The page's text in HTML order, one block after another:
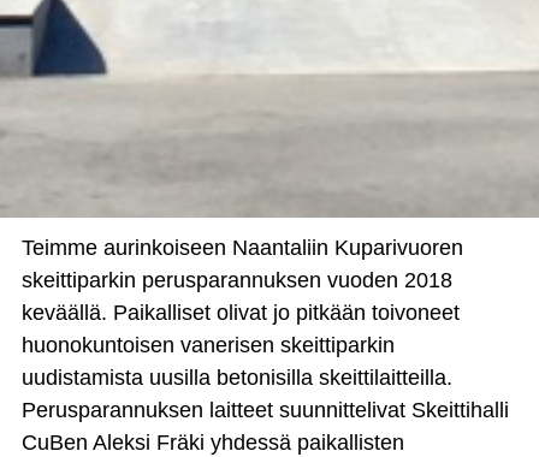
Teimme aurinkoiseen Naantaliin Kuparivuoren
skeittiparkin perusparannuksen vuoden 2018
keväällä. Paikalliset olivat jo pitkään toivoneet
huonokuntoisen vanerisen skeittiparkin
uudistamista uusilla betonisilla skeittilaitteilla.
Perusparannuksen laitteet suunnittelivat Skeittihalli
CuBen Aleksi Fräki yhdessä paikallisten